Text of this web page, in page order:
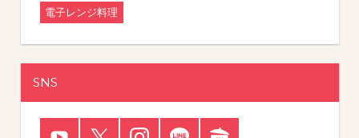
電子レンジ料理
SNS